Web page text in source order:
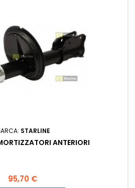
STARLINE
ANTERIORI
Prezzo
95,70 €